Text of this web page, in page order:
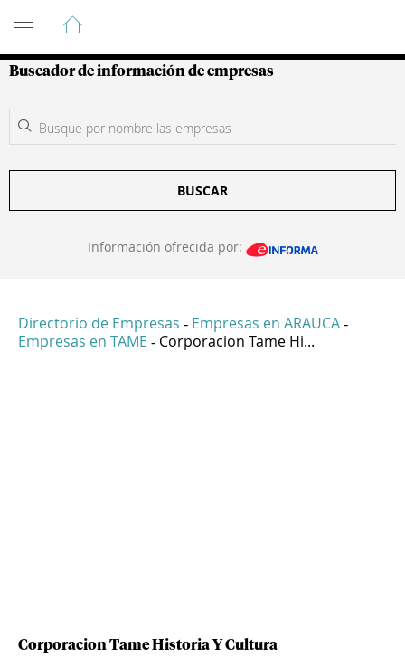
Guía de Empresas Colombianas
Buscador de información de empresas
BUSCAR
Información ofrecida por:
Directorio de Empresas - Empresas en ARAUCA -
Empresas en TAME - Corporacion Tame Hi...
Corporacion Tame Historia Y Cultura